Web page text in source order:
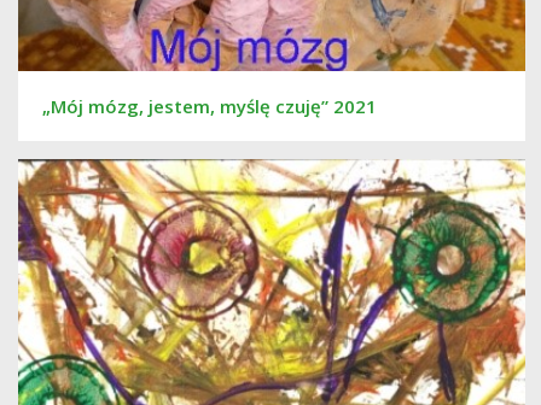
„Mój mózg, jestem, myślę czuję” 2021